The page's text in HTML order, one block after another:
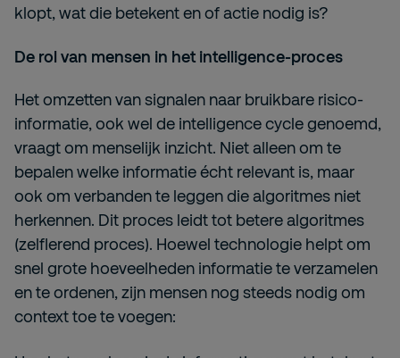
klopt, wat die betekent en of actie nodig is?
De rol van mensen in het intelligence-proces
Het omzetten van signalen naar bruikbare risico-
informatie, ook wel de intelligence cycle genoemd,
vraagt om menselijk inzicht. Niet alleen om te
bepalen welke informatie écht relevant is, maar
ook om verbanden te leggen die algoritmes niet
herkennen. Dit proces leidt tot betere algoritmes
(zelflerend proces). Hoewel technologie helpt om
snel grote hoeveelheden informatie te verzamelen
en te ordenen, zijn mensen nog steeds nodig om
context toe te voegen: